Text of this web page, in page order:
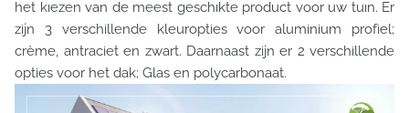
het kıezen van de meest geschıkte product voor uw tuın. Er
zijn 3 verschillende kleuropties voor aluminium profiel;
crème, antraciet en zwart. Daarnaast zijn er 2 verschillende
opties voor het dak; Glas en polycarbonaat.